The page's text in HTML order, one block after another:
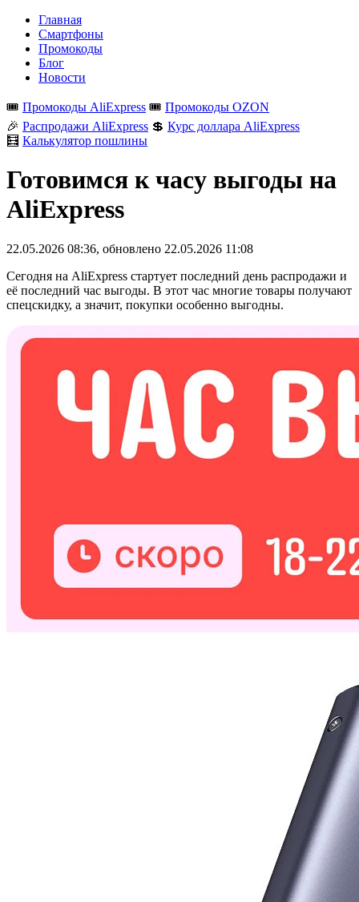
Главная
Смартфоны
Промокоды
Блог
Новости
🎟️ Промокоды AliExpress 🎟️ Промокоды OZON
🎉 Распродажи AliExpress 💲 Курс доллара AliExpress
🧮 Калькулятор пошлины
Готовимся к часу выгоды на
AliExpress
22.05.2026 08:36, обновлено 22.05.2026 11:08
Сегодня на AliExpress стартует последний день распродажи и
её последний час выгоды. В этот час многие товары получают
спецскидку, а значит, покупки особенно выгодны.